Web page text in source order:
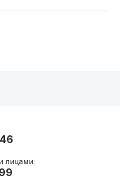
лицами: